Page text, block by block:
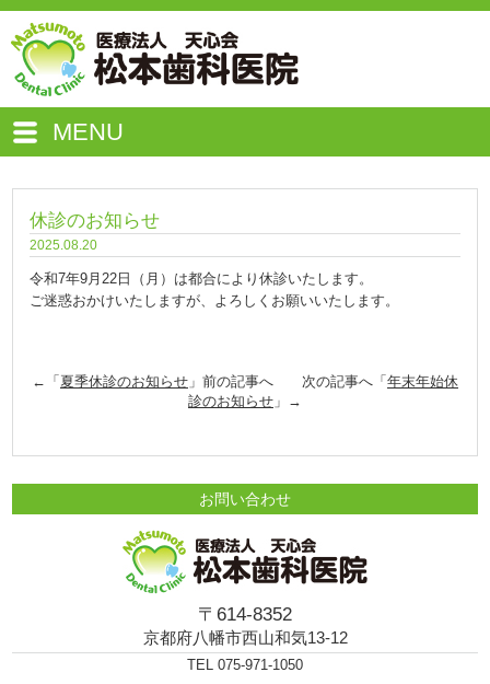
MENU
休診のお知らせ
2025.08.20
令和7年9月22日（月）は都合により休診いたします。
ご迷惑おかけいたしますが、よろしくお願いいたします。
←「 夏季休診のお知らせ 」前の記事へ 次の記事へ「 年末年始休
診のお知らせ 」→
お問い合わせ
〒614-8352
京都府八幡市西山和気13-12
TEL 075-971-1050